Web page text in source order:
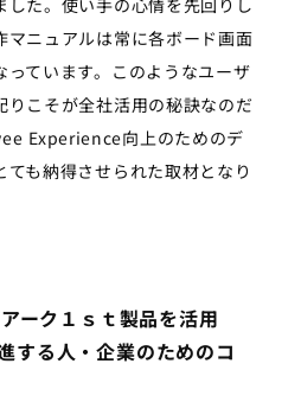
した。使い手の心情を先回りし
マニュアルは常に各ボード画面
っています。このようなユーザ
りこそが全社活用の秘訣なのだ
Experience向上のためのデ
も納得させられた取材となり
ーク１ｓｔ製品を活用
する人・企業のためのコ